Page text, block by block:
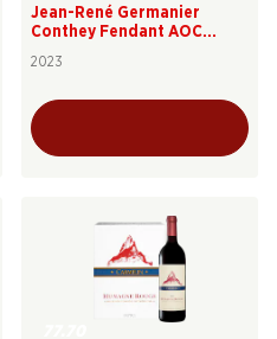
Jean-René Germanier
Conthey Fendant AOC
2023